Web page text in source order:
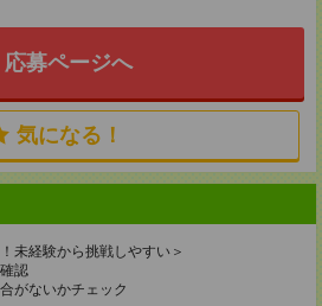
応募ページへ
気になる！
未経験から挑戦しやすい＞
認
がないかチェック